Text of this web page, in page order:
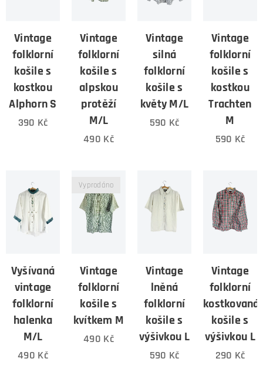
Vintage
folklorní
košile s
kostkou
Alphorn S
390 Kč
Vintage
folklorní
košile s
alpskou
protěží
M/L
490 Kč
Vintage
silná
folklorní
košile s
květy M/L
590 Kč
Vintage
folklorní
košile s
kostkou
Trachten
M
590 Kč
Vyšívaná
vintage
folklorní
halenka
M/L
490 Kč
Vintage
folklorní
košile s
kvítkem M
Vyprodáno
490 Kč
Vintage
lněná
folklorní
košile s
výšivkou L
590 Kč
Vintage
folklorní
kostkovaná
košile s
výšivkou L
290 Kč